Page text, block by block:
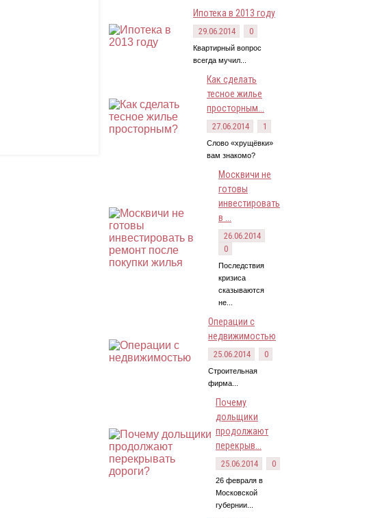
Ипотека в 2013 году
29.06.2014 0
Квартирный вопрос
всегда мучил...
Как сделать
тесное жилье
просторным...
27.06.2014 1
Слово «хрущёвки»
вам знакомо?
Москвичи не
готовы
инвестировать
в ...
26.06.2014
0
Последствия
кризиса
сказываются
не...
Операции с
недвижимостью
25.06.2014 0
Строительная
фирма...
Почему
дольщики
продолжают
перекрыв...
25.06.2014 0
26 февраля в
Московской
губернии...